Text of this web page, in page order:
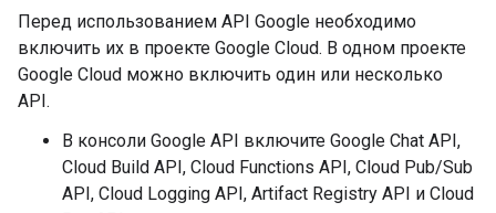
Перед использованием API Google необходимо
включить их в проекте Google Cloud. В одном проекте
Google Cloud можно включить один или несколько
API.
В консоли Google API включите Google Chat API,
Cloud Build API, Cloud Functions API, Cloud Pub/Sub
API, Cloud Logging API, Artifact Registry API и Cloud